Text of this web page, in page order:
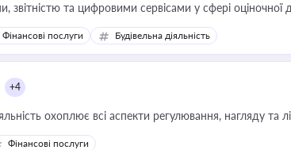
звітністю та цифровими сервісами у сфері оціночної
для власника бізнесу, керівника, юриста або
майна, корпоративних угод і перевірки статусу
Фінансові послуги Будівельна діяльність
+4
охоплює всі аспекти регулювання, нагляду та
Фінансові послуги